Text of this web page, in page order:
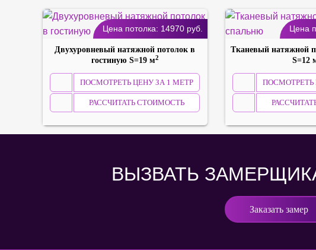
Цена потолка: 14970руб.
Двухуровневый натяжной потолок в
гостиную S=19 м2
ПОСМОТРЕТЬ ЦЕНУ ЗА 1 МЕТР
РАССЧИТАТЬ СТОИМОСТЬ
Цена
Тканевый натяжной
S=12
ПОСМОТРЕТЬ
ВЫЗВАТЬ
Заказать замер